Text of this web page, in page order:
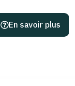
En savoir plus